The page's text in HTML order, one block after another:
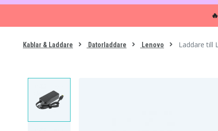
Kablar & Laddare Datorladdare Lenovo Laddare till